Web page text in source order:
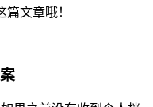
文章哦！